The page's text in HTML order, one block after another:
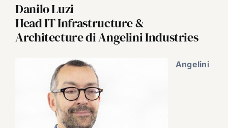
Danilo Luzi
Head IT Infrastructure &
Architecture di Angelini Industries
Angelini